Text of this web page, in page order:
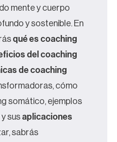
mente y cuerpo
y sostenible. En
qué es coaching
del coaching
de coaching
cómo
somático, ejemplos
sus aplicaciones
sabrás